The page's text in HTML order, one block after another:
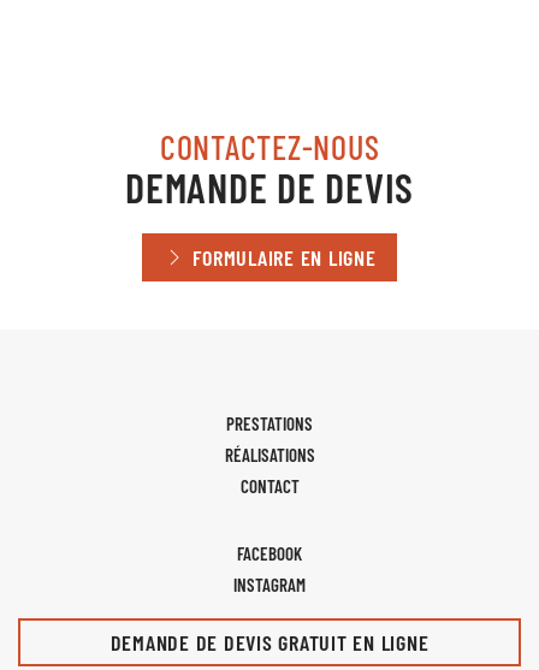
CONTACTEZ-NOUS
DEMANDE DE DEVIS
FORMULAIRE EN LIGNE
PRESTATIONS
RÉALISATIONS
CONTACT
FACEBOOK
INSTAGRAM
DEMANDE DE DEVIS GRATUIT EN LIGNE